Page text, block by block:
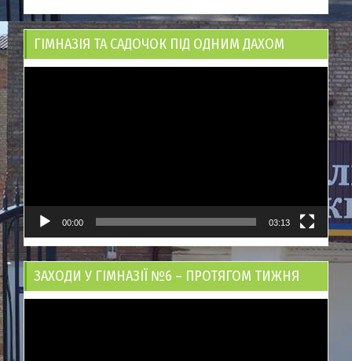
ГІМНАЗІЯ ТА САДОЧОК ПІД ОДНИМ ДАХОМ
00:00 03:13
ЗАХОДИ У ГІМНАЗІЇ №6 – ПРОТЯГОМ ТИЖНЯ